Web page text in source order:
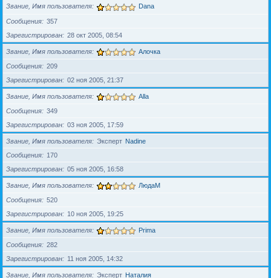
Звание, Имя пользователя Dana
Сообщения
357
Зарегистрирован
28 окт 2005, 08:54
Звание, Имя пользователя Алочка
Сообщения
209
Зарегистрирован
02 ноя 2005, 21:37
Звание, Имя пользователя Alla
Сообщения
349
Зарегистрирован
03 ноя 2005, 17:59
Звание, Имя пользователя Эксперт Nadine
Сообщения
170
Зарегистрирован
05 ноя 2005, 16:58
Звание, Имя пользователя ЛюдаМ
Сообщения
520
Зарегистрирован
10 ноя 2005, 19:25
Звание, Имя пользователя Prima
Сообщения
282
Зарегистрирован
11 ноя 2005, 14:32
Звание, Имя пользователя Эксперт Наталия